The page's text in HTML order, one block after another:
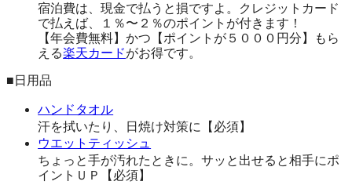
宿泊費は、現金で払うと損ですよ。クレジットカード
で払えば、１％〜２％のポイントが付きます！
【年会費無料】かつ【ポイントが５０００円分】もら
える楽天カードがお得です。
■日用品
ハンドタオル
汗を拭いたり、日焼け対策に【必須】
ウエットティッシュ
ちょっと手が汚れたときに。サッと出せると相手にポ
イントＵＰ【必須】